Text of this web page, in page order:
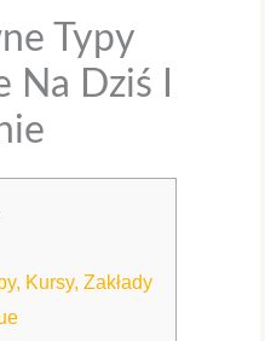
Typy
Na Dziś I
Kursy, Zakłady